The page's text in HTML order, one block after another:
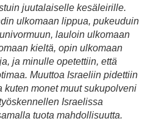
juutalaiselle kesäleirille.
ulkomaan lippua, pukeuduin
lauloin ulkomaan
kieltä, opin ulkomaan
ja minulle opetettiin, että
Muuttoa Israeliin pidettiin
kuten monet muut sukupolveni
Israelissa
tuota mahdollisuutta.